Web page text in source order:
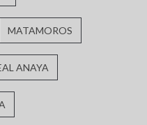
MATAMOROS
ANAYA